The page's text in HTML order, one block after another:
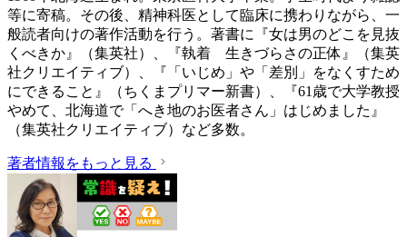
等に寄稿。その後、精神科医として臨床に携わりながら、一
般読者向けの著作活動を行う。著書に『女は男のどこを見抜
くべきか』（集英社）、『執着 生きづらさの正体』（集英
社クリエイティブ）、『「いじめ」や「差別」をなくすため
にできること』（ちくまプリマー新書）、『61歳で大学教授
やめて、北海道で「へき地のお医者さん」はじめました』
（集英社クリエイティブ）など多数。
著者情報をもっと見る